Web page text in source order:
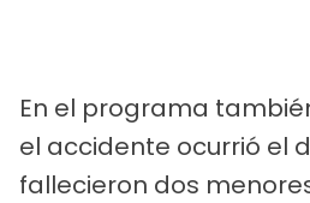
En el programa
el accidente ocurrió el
fallecieron dos